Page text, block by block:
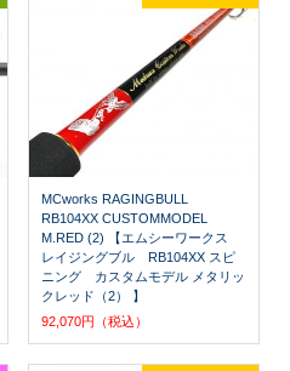
MCworks RAGINGBULL
RB104XX CUSTOMMODEL
M.RED (2) 【エムシーワークス
レイジングブル RB104XX スピ
ニング カスタムモデル メタリッ
クレッド（2） 】
92,070円（税込）